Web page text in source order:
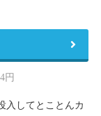
円
入してとことんカ